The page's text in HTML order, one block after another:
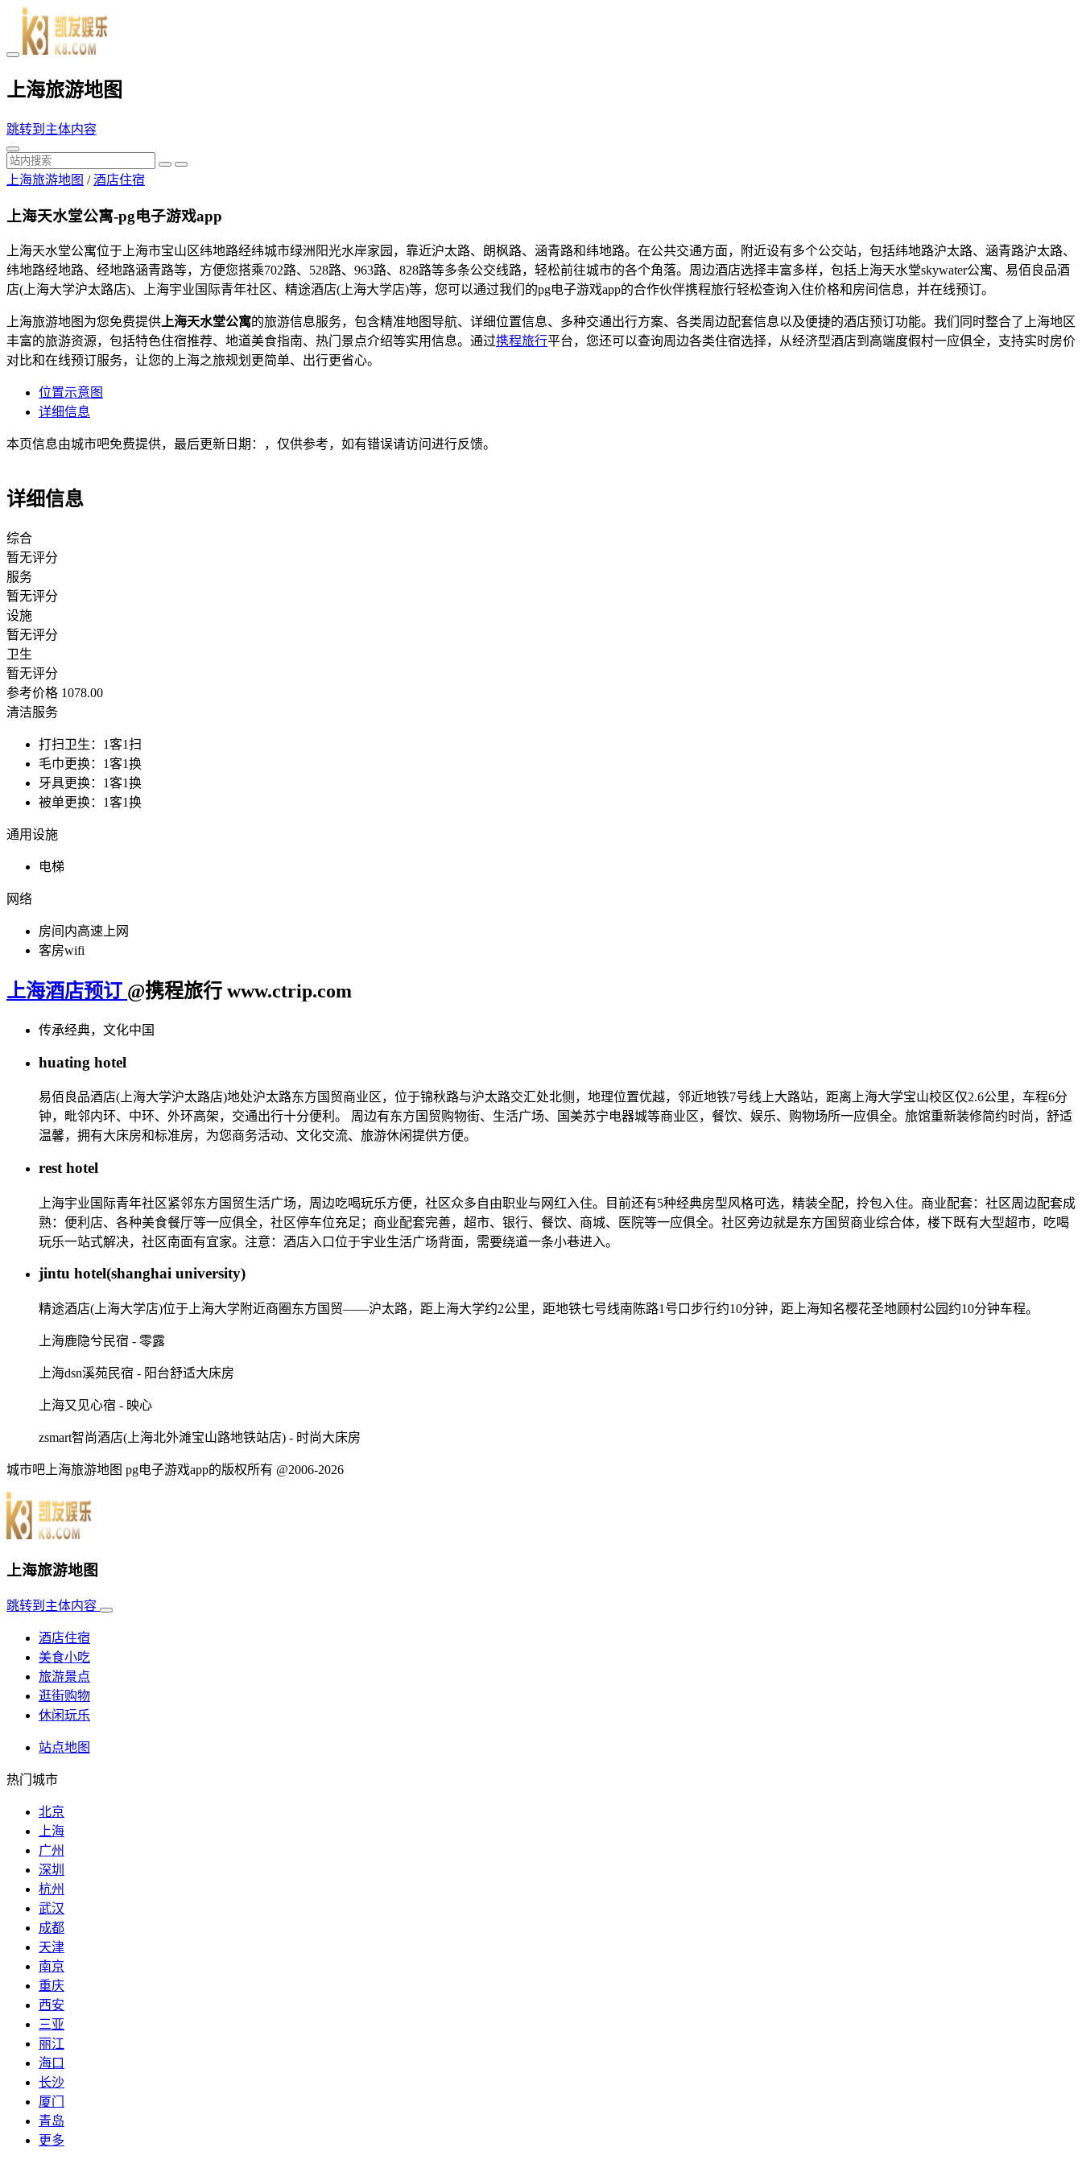
上海旅游地图
跳转到主体内容
上海旅游地图 /酒店住宿
上海天水堂公寓-pg电子游戏app
上海天水堂公寓位于上海市宝山区纬地路经纬城市绿洲阳光水岸家园，靠近沪太路、朗枫路、涵青路和纬地路。在公共交通方面，附近设有多个公交站，包括纬地路沪太路、涵青路沪太路、
纬地路经地路、经地路涵青路等，方便您搭乘702路、528路、963路、828路等多条公交线路，轻松前往城市的各个角落。周边酒店选择丰富多样，包括上海天水堂skywater公寓、易佰良品酒
店(上海大学沪太路店)、上海宇业国际青年社区、精途酒店(上海大学店)等，您可以通过我们的pg电子游戏app的合作伙伴携程旅行轻松查询入住价格和房间信息，并在线预订。
上海旅游地图为您免费提供 上海天水堂公寓的旅游信息服务，包含精准地图导航、详细位置信息、多种交通出行方案、各类周边配套信息以及便捷的酒店预订功能。我们同时整合了上海地区
丰富的旅游资源，包括特色住宿推荐、地道美食指南、热门景点介绍等实用信息。通过携程旅行平台，您还可以查询周边各类住宿选择，从经济型酒店到高端度假村一应俱全，支持实时房价
对比和在线预订服务，让您的上海之旅规划更简单、出行更省心。
位置示意图
详细信息
本页信息由城市吧免费提供，最后更新日期：，仅供参考，如有错误请访问进行反馈。
详细信息
综合
暂无评分
服务
暂无评分
设施
暂无评分
卫生
暂无评分
参考价格 1078.00
清洁服务
打扫卫生：1客1扫
毛巾更换：1客1换
牙具更换：1客1换
被单更换：1客1换
通用设施
电梯
网络
房间内高速上网
客房wifi
上海酒店预订 @携程旅行 www.ctrip.com
传承经典，文化中国
huating hotel
易佰良品酒店(上海大学沪太路店)地处沪太路东方国贸商业区，位于锦秋路与沪太路交汇处北侧，地理位置优越，邻近地铁7号线上大路站，距离上海大学宝山校区仅2.6公里，车程6分
钟，毗邻内环、中环、外环高架，交通出行十分便利。 周边有东方国贸购物街、生活广场、国美苏宁电器城等商业区，餐饮、娱乐、购物场所一应俱全。旅馆重新装修简约时尚，舒适
温馨，拥有大床房和标准房，为您商务活动、文化交流、旅游休闲提供方便。
rest hotel
上海宇业国际青年社区紧邻东方国贸生活广场，周边吃喝玩乐方便，社区众多自由职业与网红入住。目前还有5种经典房型风格可选，精装全配，拎包入住。商业配套：社区周边配套成
熟：便利店、各种美食餐厅等一应俱全，社区停车位充足；商业配套完善，超市、银行、餐饮、商城、医院等一应俱全。社区旁边就是东方国贸商业综合体，楼下既有大型超市，吃喝
玩乐一站式解决，社区南面有宜家。注意：酒店入口位于宇业生活广场背面，需要绕道一条小巷进入。
jintu hotel(shanghai university)
精途酒店(上海大学店)位于上海大学附近商圈东方国贸——沪太路，距上海大学约2公里，距地铁七号线南陈路1号口步行约10分钟，距上海知名樱花圣地顾村公园约10分钟车程。
上海鹿隐兮民宿 - 零露
上海dsn溪苑民宿 - 阳台舒适大床房
上海又见心宿 - 映心
zsmart智尚酒店(上海北外滩宝山路地铁站店) - 时尚大床房
城市吧上海旅游地图 pg电子游戏app的版权所有 @2006-2026
上海旅游地图
跳转到主体内容
酒店住宿
美食小吃
旅游景点
逛街购物
休闲玩乐
站点地图
热门城市
北京
上海
广州
深圳
杭州
武汉
成都
天津
南京
重庆
西安
三亚
丽江
海口
长沙
厦门
青岛
更多